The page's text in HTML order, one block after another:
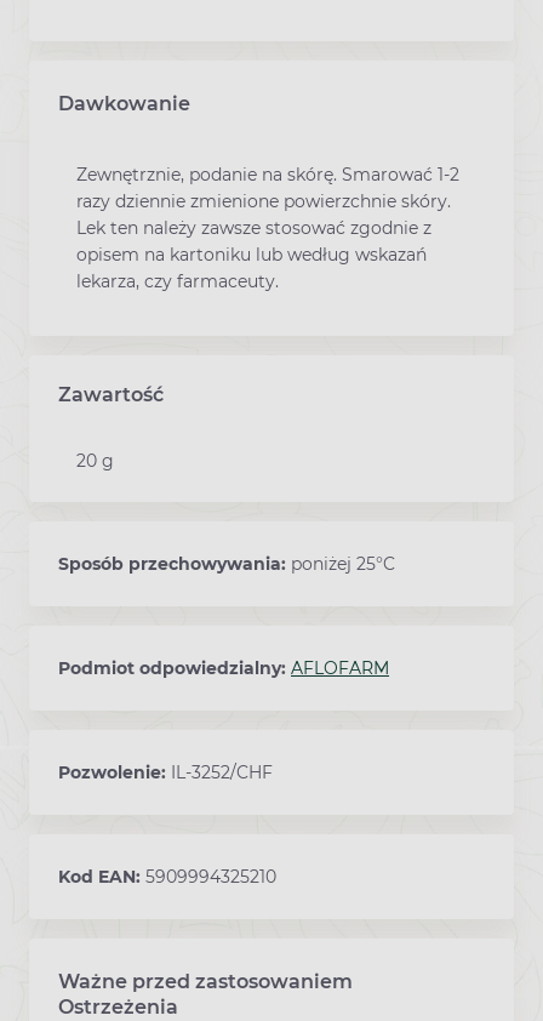
Dawkowanie
Zewnętrznie, podanie na skórę. Smarować 1-2
razy dziennie zmienione powierzchnie skóry.
Lek ten należy zawsze stosować zgodnie z
opisem na kartoniku lub według wskazań
lekarza, czy farmaceuty.
Zawartość
20 g
Sposób przechowywania: poniżej 25°C
Podmiot odpowiedzialny: AFLOFARM
Pozwolenie: IL-3252/CHF
Kod EAN: 5909994325210
Ważne przed zastosowaniem
Ostrzeżenia